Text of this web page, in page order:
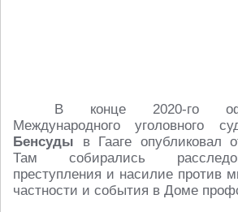
В конце 2020-го
Международного уголовного
Бенсуды в Гааге опубликовал
Там собирались
преступления и насилие против
частности и события в Доме